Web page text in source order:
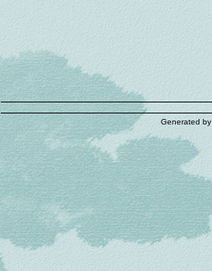
Generated by